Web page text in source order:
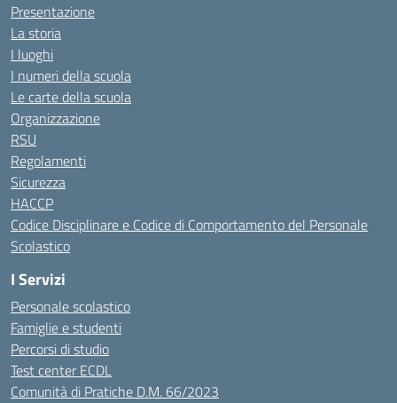
Presentazione
La storia
I luoghi
I numeri della scuola
Le carte della scuola
Organizzazione
RSU
Regolamenti
Sicurezza
HACCP
Codice Disciplinare e Codice di Comportamento del Personale
Scolastico
I Servizi
Personale scolastico
Famiglie e studenti
Percorsi di studio
Test center ECDL
Comunità di Pratiche D.M. 66/2023